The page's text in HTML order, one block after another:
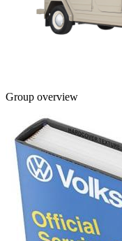
Group overview